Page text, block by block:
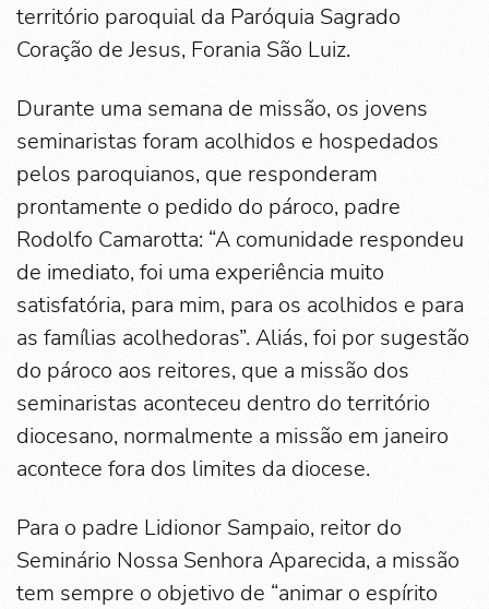
território paroquial da Paróquia Sagrado
Coração de Jesus, Forania São Luiz.
Durante uma semana de missão, os jovens
seminaristas foram acolhidos e hospedados
pelos paroquianos, que responderam
prontamente o pedido do pároco, padre
Rodolfo Camarotta: “A comunidade respondeu
de imediato, foi uma experiência muito
satisfatória, para mim, para os acolhidos e para
as famílias acolhedoras”. Aliás, foi por sugestão
do pároco aos reitores, que a missão dos
seminaristas aconteceu dentro do território
diocesano, normalmente a missão em janeiro
acontece fora dos limites da diocese.
Para o padre Lidionor Sampaio, reitor do
Seminário Nossa Senhora Aparecida, a missão
tem sempre o objetivo de “animar o espírito